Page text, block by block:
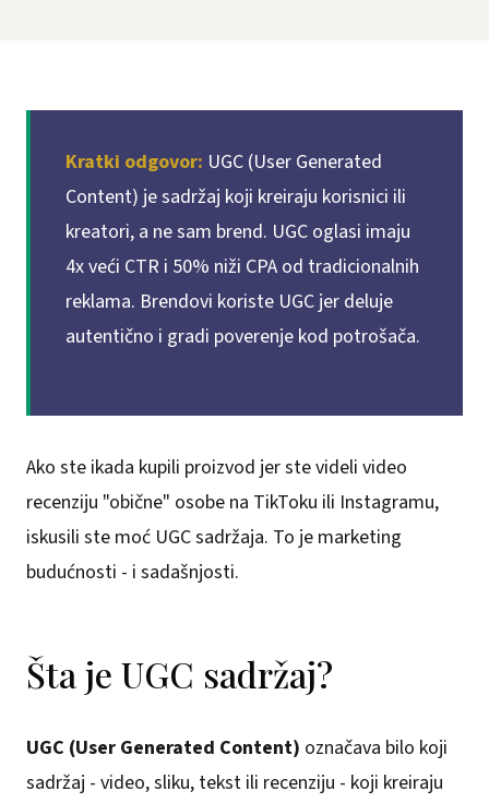
Kratki odgovor: UGC (User Generated
Content) je sadržaj koji kreiraju korisnici ili
kreatori, a ne sam brend. UGC oglasi imaju
4x veći CTR i 50% niži CPA od tradicionalnih
reklama. Brendovi koriste UGC jer deluje
autentično i gradi poverenje kod potrošača.
Ako ste ikada kupili proizvod jer ste videli video
recenziju "obične" osobe na TikToku ili Instagramu,
iskusili ste moć UGC sadržaja. To je marketing
budućnosti - i sadašnjosti.
Šta je UGC sadržaj?
UGC (User Generated Content) označava bilo koji
sadržaj - video, sliku, tekst ili recenziju - koji kreiraju